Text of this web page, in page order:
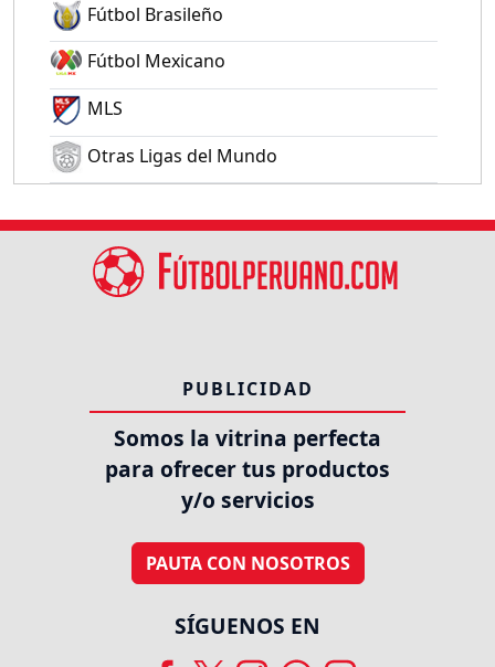
Fútbol Brasileño
Fútbol Mexicano
MLS
Otras Ligas del Mundo
PUBLICIDAD
Somos la vitrina perfecta
para ofrecer tus productos
y/o servicios
PAUTA CON NOSOTROS
SÍGUENOS EN